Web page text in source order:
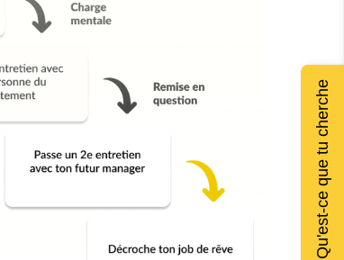
Qu'est-ce que tu cherche